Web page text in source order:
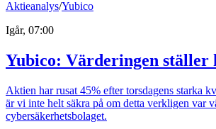
Aktieanalys/Yubico
Igår, 07:00
Yubico: Värderingen ställer
Aktien har rusat 45% efter torsdagens starka
är vi inte helt säkra på om detta verkligen var
cybersäkerhetsbolaget.